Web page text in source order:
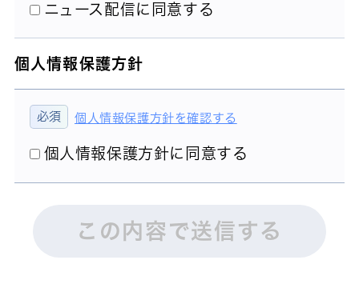
ニュース配信に同意する
個人情報保護方針
個人情報保護方針を確認する
個人情報保護方針に同意する
この内容で送信する